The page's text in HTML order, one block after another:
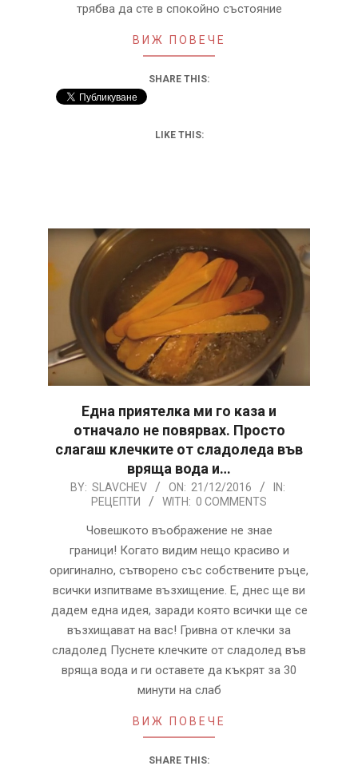
трябва да сте в спокойно състояние
ВИЖ ПОВЕЧЕ
SHARE THIS:
LIKE THIS:
Една приятелка ми го каза и
отначало не повярвах. Просто
слагаш клечките от сладоледа във
вряща вода и…
2016-BY: SLAVCHEV ON: 21/12/2016
IN:
РЕЦЕПТИ
WITH: 0 COMMENTS
Човешкото въображение не знае
граници! Когато видим нещо красиво и
оригинално, сътворено със собствените ръце,
всички изпитваме възхищение. Е, днес ще ви
дадем една идея, заради която всички ще се
възхищават на вас! Гривна от клечки за
сладолед Пуснете клечките от сладолед във
вряща вода и ги оставете да къкрят за 30
минути на слаб
ВИЖ ПОВЕЧЕ
SHARE THIS: